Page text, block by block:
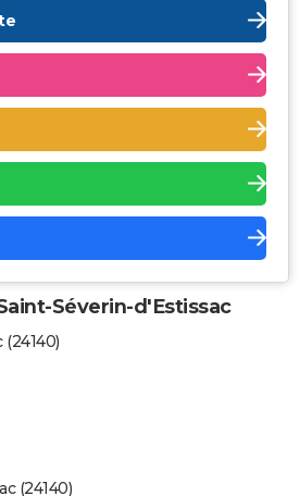
Séverin-d'Estissac
(24140)